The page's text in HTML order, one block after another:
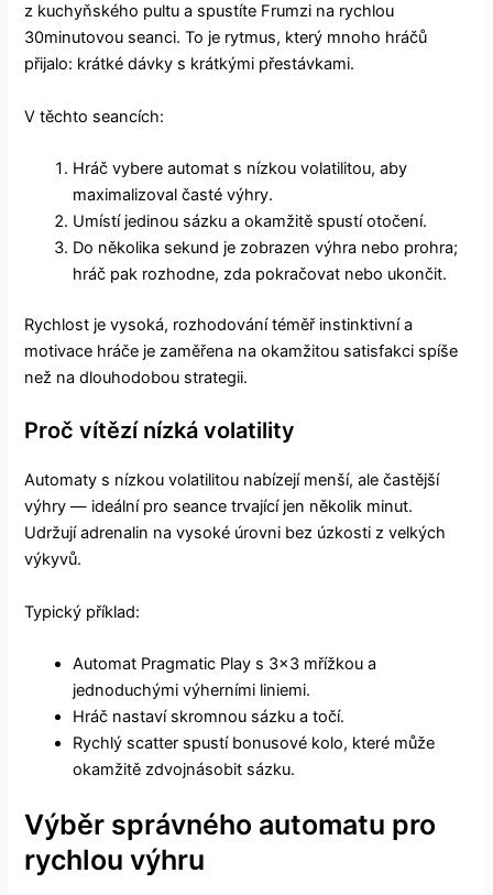
z kuchyňského pultu a spustíte Frumzi na rychlou
30minutovou seanci. To je rytmus, který mnoho hráčů
přijalo: krátké dávky s krátkými přestávkami.
V těchto seancích:
Hráč vybere automat s nízkou volatilitou, aby
maximalizoval časté výhry.
Umístí jedinou sázku a okamžitě spustí otočení.
Do několika sekund je zobrazen výhra nebo prohra;
hráč pak rozhodne, zda pokračovat nebo ukončit.
Rychlost je vysoká, rozhodování téměř instinktivní a
motivace hráče je zaměřena na okamžitou satisfakci spíše
než na dlouhodobou strategii.
Proč vítězí nízká volatility
Automaty s nízkou volatilitou nabízejí menší, ale častější
výhry — ideální pro seance trvající jen několik minut.
Udržují adrenalin na vysoké úrovni bez úzkosti z velkých
výkyvů.
Typický příklad:
Automat Pragmatic Play s 3×3 mřížkou a
jednoduchými výherními liniemi.
Hráč nastaví skromnou sázku a točí.
Rychlý scatter spustí bonusové kolo, které může
okamžitě zdvojnásobit sázku.
Výběr správného automatu pro
rychlou výhru